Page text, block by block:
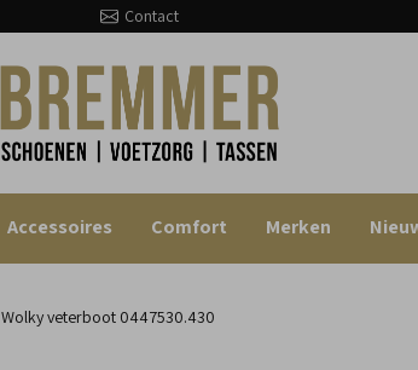
Contact
Accessoires Comfort Merken
Wolky veterboot 0447530.430